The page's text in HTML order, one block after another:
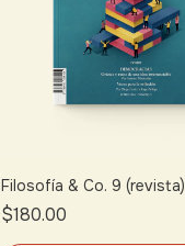
Filosofía & Co. 9 (revista)
$180.00